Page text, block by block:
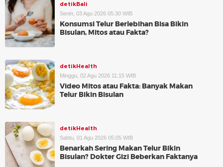
detikBali
Senin, 03 Agu 2026 05:30 WIB
Konsumsi Telur Berlebihan Bisa Bikin
Bisulan, Mitos atau Fakta?
detikHealth
Minggu, 02 Agu 2026 11:15 WIB
Video Mitos atau Fakta: Banyak Makan
Telur Bikin Bisulan
detikHealth
Sabtu, 01 Agu 2026 05:05 WIB
Benarkah Sering Makan Telur Bikin
Bisulan? Dokter Gizi Beberkan Faktanya